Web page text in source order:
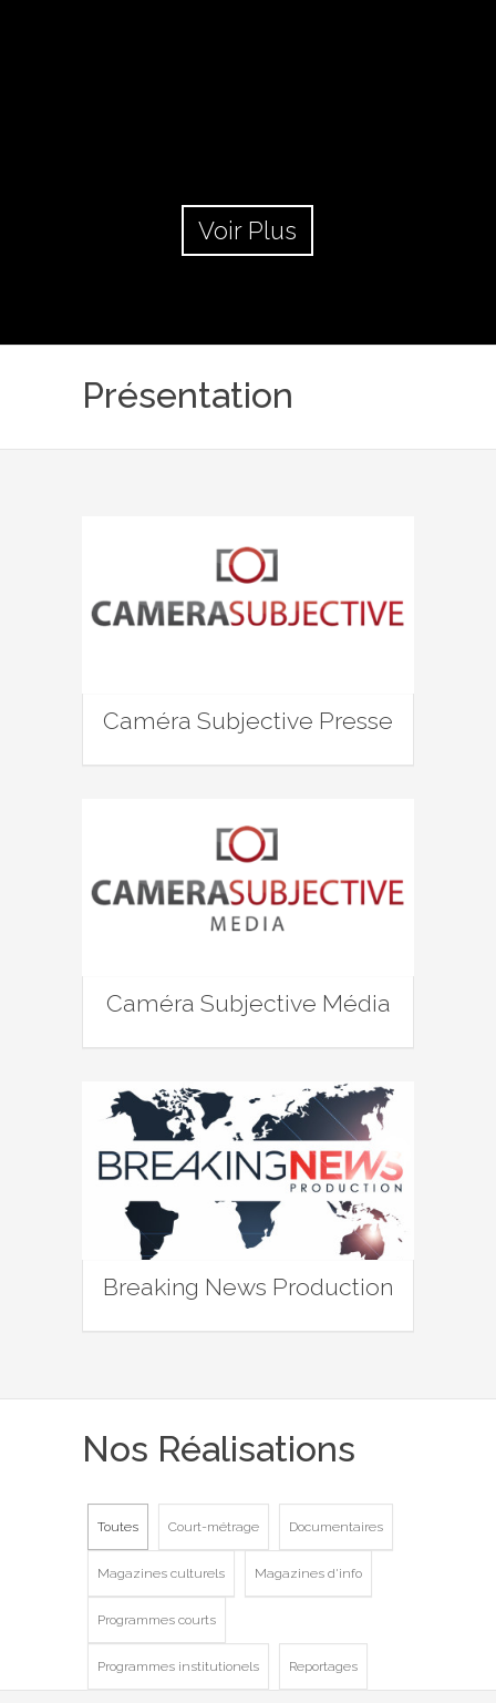
Voir Plus
Présentation
Caméra Subjective Presse
Caméra Subjective Média
Breaking News Production
Nos Réalisations
Toutes Court-métrage Documentaires
Magazines culturels Magazines d'info
Programmes courts
Programmes institutionels Reportages